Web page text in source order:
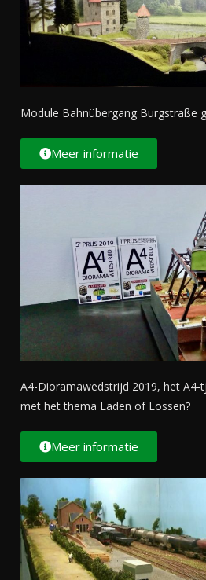
Module Bahnübergang Burgstraße
Meer informatie
A4-Dioramawedstrijd 2019, het A4-
met het thema Laden of Lossen?
Meer informatie